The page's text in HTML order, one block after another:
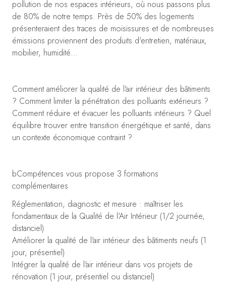
pollution de nos espaces intérieurs, où nous passons plus
de 80% de notre temps. Près de 50% des logements
présenteraient des traces de moisissures et de nombreuses
émissions proviennent des produits d'entretien, matériaux,
mobilier, humidité…
Comment améliorer la qualité de l'air intérieur des bâtiments
? Comment limiter la pénétration des polluants extérieurs ?
Comment réduire et évacuer les polluants intérieurs ? Quel
équilibre trouver entre transition énergétique et santé, dans
un contexte économique contraint ?
bCompétences vous propose 3 formations
complémentaires
Réglementation, diagnostic et mesure : maîtriser les
fondamentaux de la Qualité de l'Air Intérieur (1/2 journée,
distanciel)
Améliorer la qualité de l'air intérieur des bâtiments neufs (1
jour, présentiel)
Intégrer la qualité de l'air intérieur dans vos projets de
rénovation (1 jour, présentiel ou distanciel)